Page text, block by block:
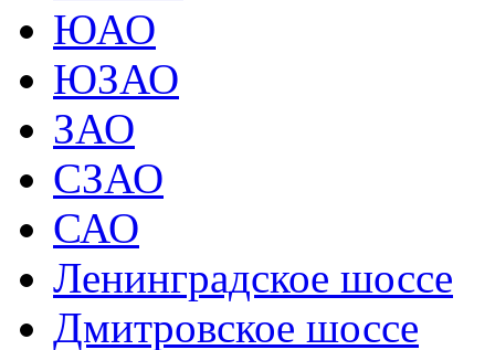
ЮАО
ЮЗАО
ЗАО
СЗАО
САО
Ленинградское шоссе
Дмитровское шоссе